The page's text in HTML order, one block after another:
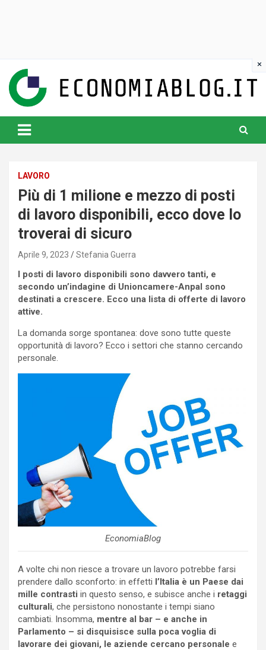
content
www.economiablog.it
LAVORO
Più di 1 milione e mezzo di posti
di lavoro disponibili, ecco dove lo
troverai di sicuro
Aprile 9, 2023 Stefania Guerra
I posti di lavoro disponibili sono davvero tanti, e
secondo un’indagine di Unioncamere-Anpal sono
destinati a crescere. Ecco una lista di offerte di lavoro
attive.
La domanda sorge spontanea: dove sono tutte queste
opportunità di lavoro? Ecco i settori che stanno cercando
personale.
EconomiaBlog
A volte chi non riesce a trovare un lavoro potrebbe farsi
prendere dallo sconforto: in effetti l’Italia è un Paese dai
mille contrasti in questo senso, e subisce anche i retaggi
culturali, che persistono nonostante i tempi siano
cambiati. Insomma, mentre al bar – e anche in
Parlamento – si disquisisce sulla poca voglia di
lavorare dei giovani, le aziende cercano personale e